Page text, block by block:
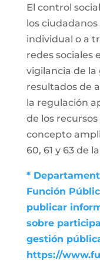
El control
los
individual o a
redes sociales
vigilancia de la
resultados de
la regulación
de los
concepto
60, 61 y 63 de
*
Función
publicar
sobre
gestión
https://